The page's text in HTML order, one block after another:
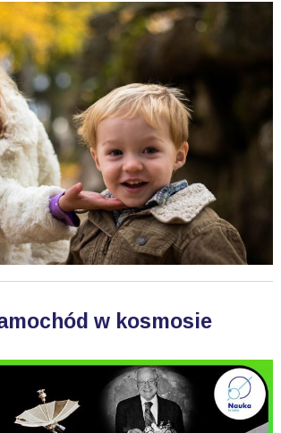
w kosmosie